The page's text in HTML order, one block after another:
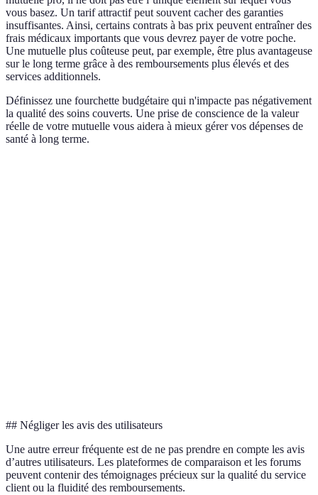
vous basez. Un tarif attractif peut souvent cacher des garanties
insuffisantes. Ainsi, certains contrats à bas prix peuvent entraîner des
frais médicaux importants que vous devrez payer de votre poche.
Une mutuelle plus coûteuse peut, par exemple, être plus avantageuse
sur le long terme grâce à des remboursements plus élevés et des
services additionnels.
Définissez une fourchette budgétaire qui n'impacte pas négativement
la qualité des soins couverts. Une prise de conscience de la valeur
réelle de votre mutuelle vous aidera à mieux gérer vos dépenses de
santé à long terme.
## Négliger les avis des utilisateurs
Une autre erreur fréquente est de ne pas prendre en compte les avis
d’autres utilisateurs. Les plateformes de comparaison et les forums
peuvent contenir des témoignages précieux sur la qualité du service
client ou la fluidité des remboursements.